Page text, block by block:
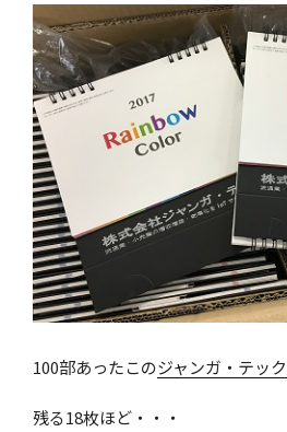
100部あったこのジャンガ・テック
残る18枚ほど・・・